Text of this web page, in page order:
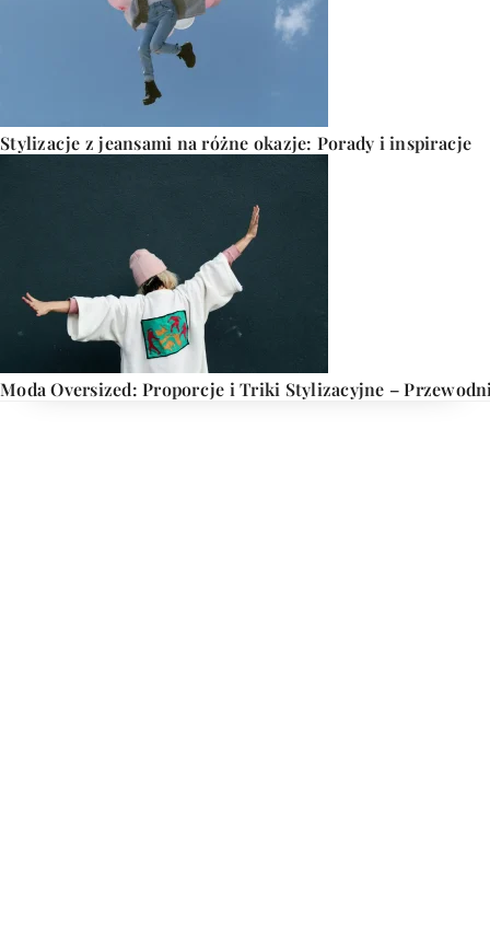
Stylizacje z jeansami na różne okazje: Porady i inspiracje
Moda Oversized: Proporcje i Triki Stylizacyjne –